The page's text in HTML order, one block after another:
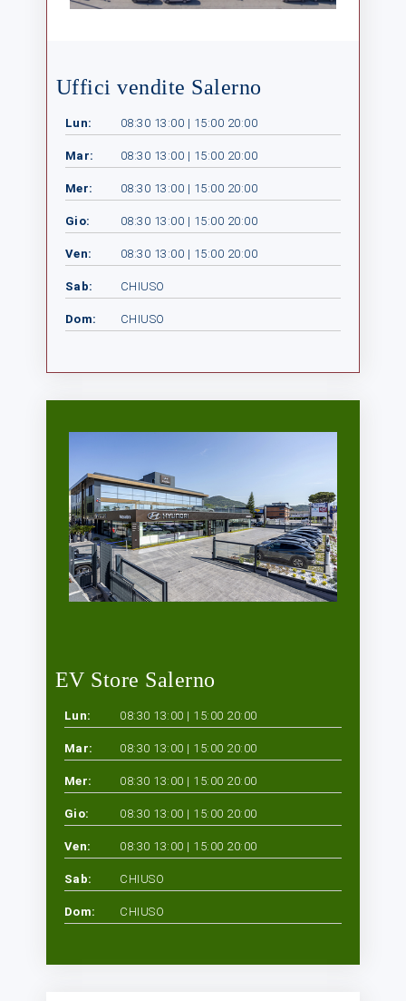
Uffici vendite Salerno
Lun: 08:30 13:00 | 15:00 20:00
Mar: 08:30 13:00 | 15:00 20:00
Mer: 08:30 13:00 | 15:00 20:00
Gio: 08:30 13:00 | 15:00 20:00
Ven: 08:30 13:00 | 15:00 20:00
Sab: CHIUSO
Dom: CHIUSO
EV Store Salerno
Lun: 08:30 13:00 | 15:00 20:00
Mar: 08:30 13:00 | 15:00 20:00
Mer: 08:30 13:00 | 15:00 20:00
Gio: 08:30 13:00 | 15:00 20:00
Ven: 08:30 13:00 | 15:00 20:00
Sab: CHIUSO
Dom: CHIUSO